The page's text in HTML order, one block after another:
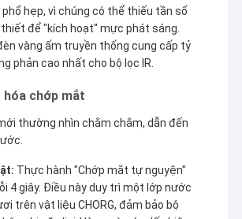
phổ hẹp, vì chúng có thể thiếu tần số
thiết để "kích hoạt" mực phát sáng.
vàng ấm truyền thống cung cấp tỷ
phản cao nhất cho bộ lọc IR.
hóa chớp mắt
thường nhìn chằm chằm, dẫn đến
Thực hành "Chớp mắt tự nguyện"
4 giây. Điều này duy trì một lớp nước
trên vật liệu CHORG, đảm bảo bộ